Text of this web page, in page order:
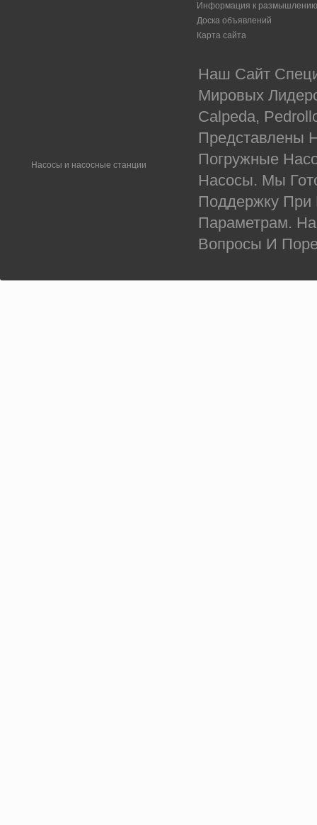
Информация к размышлению
Доска объявлений
Карта сайта
Насосы и насосные станции
Наш Сайт
Мировых
Calpeda,
Представлены
Погружные
Насосы. Мы
Поддержку
Параметрам.
Вопросы И